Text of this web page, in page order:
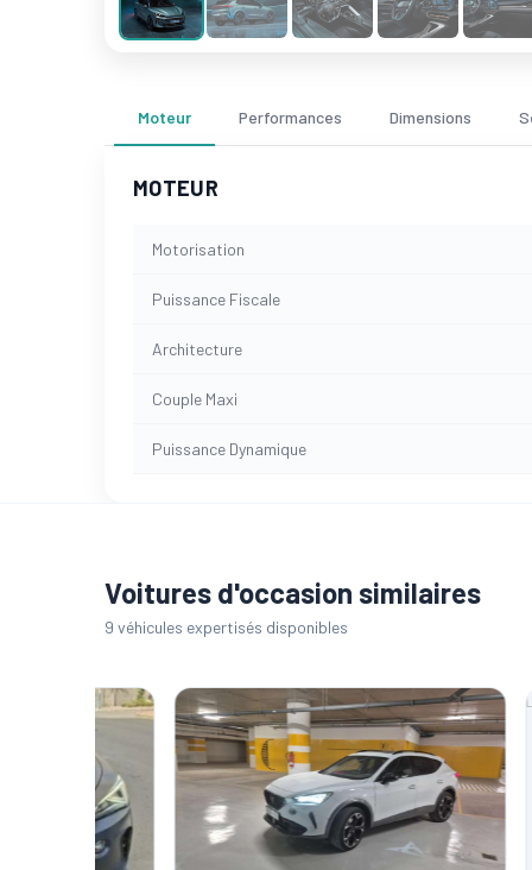
Moteur Performances Dimensions
MOTEUR
Motorisation
Puissance Fiscale
Architecture
Couple Maxi
Puissance Dynamique
Voitures d'occasion similaires
9 véhicules expertisés disponibles